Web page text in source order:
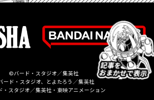
©バード・スタジオ／集英社
ード・スタジオ、とよたろう／集英社
スタジオ／集英社・東映アニメーション